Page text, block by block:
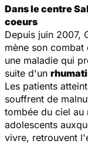
Dans le centre
coeurs
Depuis juin 2007,
mène son
une maladie qui
suite d'un
Les patients
souffrent de
tombée du ciel au
adolescents
vivre, retrouvent